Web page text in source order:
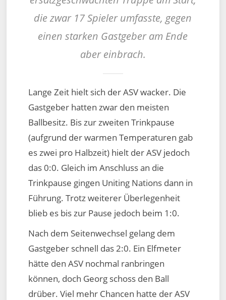
die zwar 17 Spieler umfasste, gegen
einen starken Gastgeber am Ende
aber einbrach.
Lange Zeit hielt sich der ASV wacker. Die
Gastgeber hatten zwar den meisten
Ballbesitz. Bis zur zweiten Trinkpause
(aufgrund der warmen Temperaturen gab
es zwei pro Halbzeit) hielt der ASV jedoch
das 0:0. Gleich im Anschluss an die
Trinkpause gingen Uniting Nations dann in
Führung. Trotz weiterer Überlegenheit
blieb es bis zur Pause jedoch beim 1:0.
Nach dem Seitenwechsel gelang dem
Gastgeber schnell das 2:0. Ein Elfmeter
hätte den ASV nochmal ranbringen
können, doch Georg schoss den Ball
drüber. Viel mehr Chancen hatte der ASV